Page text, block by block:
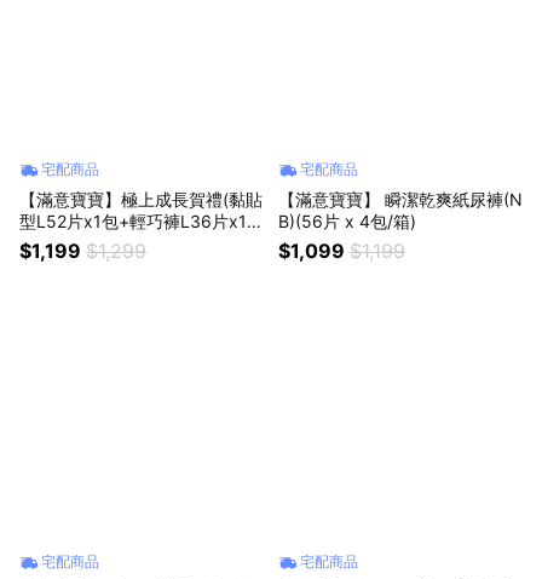
宅配商品
【滿意寶寶】極上成長賀禮(黏貼
型L52片x1包+輕巧褲L36片x1
包) 新生兒禮
$1,199 $1,299
宅配商品
【滿意寶寶】 瞬潔乾爽紙尿褲(N
B)(56片 x 4包/箱)
$1,099 $1,199
宅配商品 宅配商品